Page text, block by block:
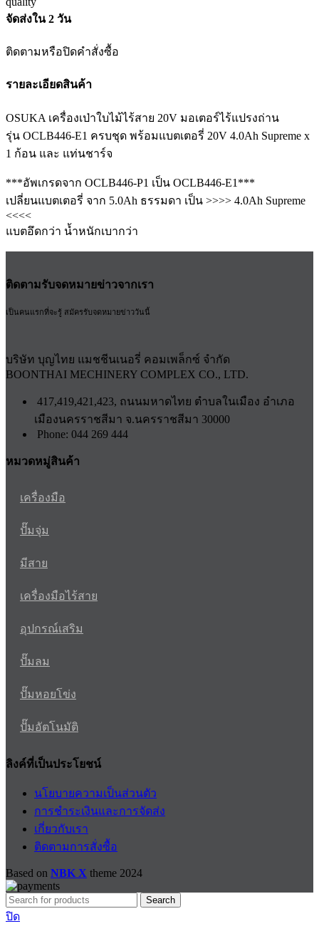
จัดส่งใน 2 วัน
ติดตามหรือปิดคำสั่งซื้อ
รายละเอียดสินค้า
OSUKA เครื่องเป่าใบไม้ไร้สาย 20V มอเตอร์ไร้แปรงถ่าน
รุ่น OCLB446-E1 ครบชุด พร้อมแบตเตอรี่ 20V 4.0Ah Supreme x
1 ก้อน และ แท่นชาร์จ
***อัพเกรดจาก OCLB446-P1 เป็น OCLB446-E1***
เปลี่ยนแบตเตอรี่ จาก 5.0Ah ธรรมดา เป็น >>>> 4.0Ah Supreme
<<<<
แบตอึดกว่า น้ำหนักเบากว่า
ติดตามรับจดหมายข่าวจากเรา
เป็นคนแรกที่จะรู้ สมัครรับจดหมายข่าววันนี้
บริษัท บุญไทย แมชชีนเนอรี่ คอมเพล็กซ์ จำกัด
BOONTHAI MECHINERY COMPLEX CO., LTD.
417,419,421,423, ถนนมหาดไทย ตำบลในเมือง อำเภอ
เมืองนครราชสีมา จ.นครราชสีมา 30000
Phone: 044 269 444
หมวดหมู่สินค้า
เครื่องมือ
ปั๊มจุ่ม
มีสาย
เครื่องมือไร้สาย
อุปกรณ์เสริม
ปั๊มลม
ปั๊มหอยโข่ง
ปั๊มอัตโนมัติ
ลิงค์ที่เป็นประโยชน์
นโยบายความเป็นส่วนตัว
การชำระเงินและการจัดส่ง
เกี่ยวกับเรา
ติดตามการสั่งซื้อ
Based on NBK X theme 2024
Search
ปิด